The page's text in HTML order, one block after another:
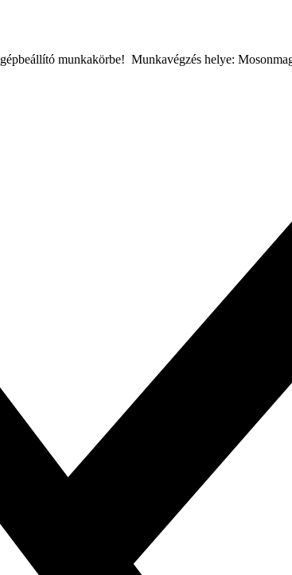
munkakörbe! Munkavégzés helye: